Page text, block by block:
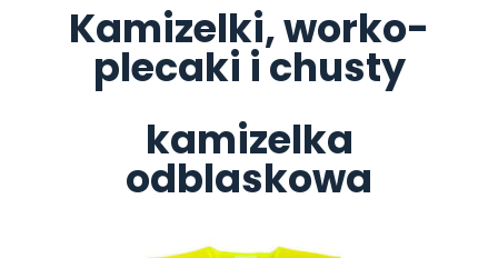
Kamizelki, worko-
plecaki i chusty
kamizelka
odblaskowa